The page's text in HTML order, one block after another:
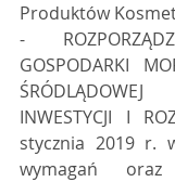
Produktów
-
GOSPODARKI
INWESTYCJI I
stycznia 2019 r.
wymagań